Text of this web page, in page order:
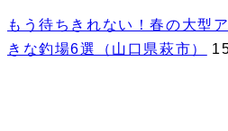
もう待ちきれない！春の大型
きな釣場6選（山口県萩市）